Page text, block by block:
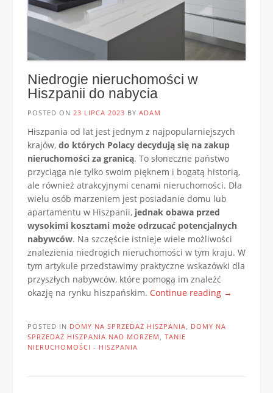
Niedrogie nieruchomości w
Hiszpanii do nabycia
POSTED ON 23 LIPCA 2023 BY ADAM
Hiszpania od lat jest jednym z najpopularniejszych
krajów, do których Polacy decydują się na zakup
nieruchomości za granicą. To słoneczne państwo
przyciąga nie tylko swoim pięknem i bogatą historią,
ale również atrakcyjnymi cenami nieruchomości. Dla
wielu osób marzeniem jest posiadanie domu lub
apartamentu w Hiszpanii, jednak obawa przed
wysokimi kosztami może odrzucać potencjalnych
nabywców. Na szczęście istnieje wiele możliwości
znalezienia niedrogich nieruchomości w tym kraju. W
tym artykule przedstawimy praktyczne wskazówki dla
przyszłych nabywców, które pomogą im znaleźć
okazję na rynku hiszpańskim. Continue reading „Niedrogie
Hiszpanii
→
POSTED IN DOMY NA SPRZEDAŻ HISZPANIA
DOMY NA
SPRZEDAŻ HISZPANIA NAD MORZEM
TANIE
NIERUCHOMOŚCI - HISZPANIA